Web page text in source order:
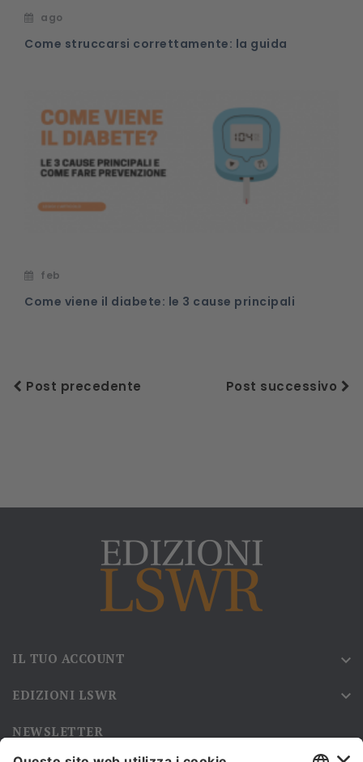
ago
Come struccarsi correttamente: la guida
feb
Come viene il diabete: le 3 cause principali
Post precedente Post successivo
IL TUO ACCOUNT 
EDIZIONI LSWR 
NEWSLETTER